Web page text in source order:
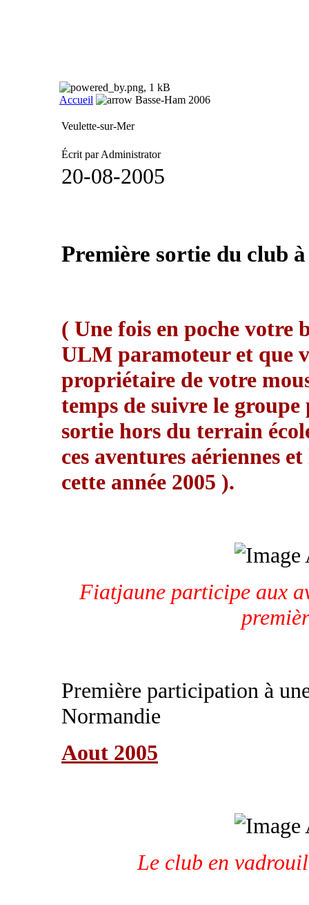
Accueil Basse-Ham 2006
Veulette-sur-Mer
Écrit par Administrator
20-08-2005
Première sortie du club
( Une fois en poche votre
ULM paramoteur et que
propriétaire de votre
temps de suivre le
sortie hors du terrain
ces aventures aériennes
cette année 2005 ).
Fiatjaune participe aux
Première participation à
Normandie
Aout 2005
Le club en